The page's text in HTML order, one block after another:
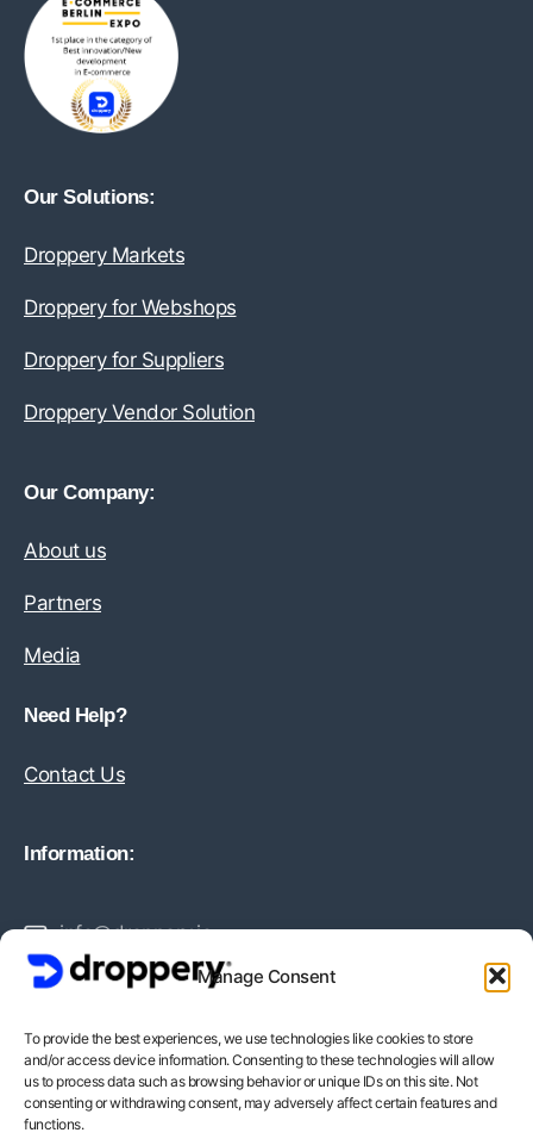
Manage Consent
To provide the best experiences, we use technologies like cookies to store
and/or access device information. Consenting to these technologies will allow
us to process data such as browsing behavior or unique IDs on this site. Not
consenting or withdrawing consent, may adversely affect certain features and
functions.
Our Solutions:
Droppery Markets
Droppery for Webshops
Droppery for Suppliers
Droppery Vendor Solution
Our Company:
About us
Partners
Media
Need Help?
Contact Us
Information:
info@droppery.io
Vossiusstraat 20-2
1071AD Amsterdam